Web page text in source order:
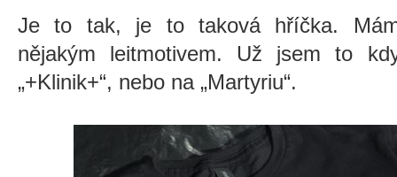
Je to tak, je to taková hříčka.
nějakým leitmotivem. Už jsem to
„+Klinik+“, nebo na „Martyriu“.